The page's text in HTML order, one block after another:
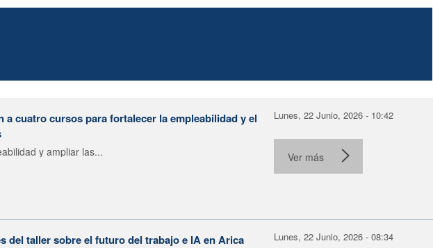
a cuatro cursos para fortalecer la empleabilidad y el
y ampliar las...
Lunes, 22 Junio, 2026 - 10:42
Ver más
del taller sobre el futuro del trabajo e IA en Arica Lunes, 22 Junio, 2026 - 08:34